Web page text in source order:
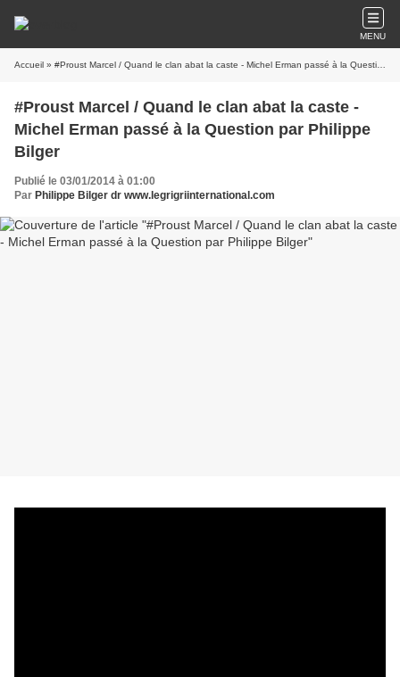
MENU
Accueil » #Proust Marcel / Quand le clan abat la caste - Michel Erman passé à la Question par Philippe Bilger
#Proust Marcel / Quand le clan abat la caste -
Michel Erman passé à la Question par Philippe
Bilger
Publié le 03/01/2014 à 01:00
Par Philippe Bilger dr www.legrigriinternational.com